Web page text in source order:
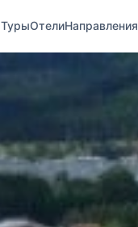
ТурыОтелиНаправления